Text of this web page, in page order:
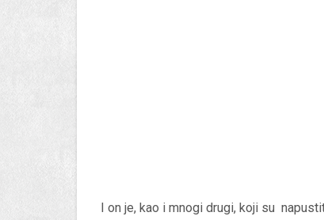
I on je, kao i mnogi drugi, koji su